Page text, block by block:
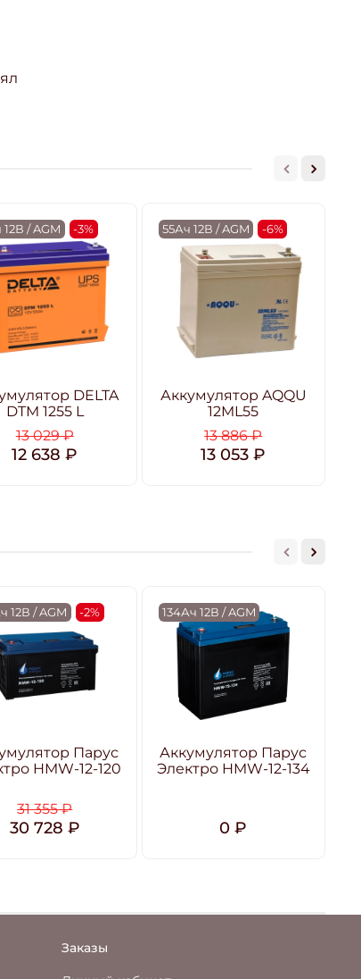
12В / AGM -3%
DELTA
DTM 1255 L
13 029 ₽
12 638 ₽
55Ач 12В / AGM -6%
Аккумулятор AQQU
12ML55
13 886 ₽
13 053 ₽
12В / AGM -2%
Парус
HMW-12-120
31 355 ₽
30 728 ₽
134Ач 12В / AGM
Аккумулятор Парус
Электро HMW-12-134
0 ₽
Заказы